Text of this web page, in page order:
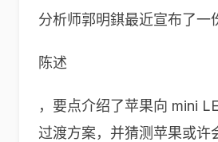
分析师郭明錤最近宣布了一
陈述
，要点介绍了苹果向 mini
过渡方案，并猜测苹果或许